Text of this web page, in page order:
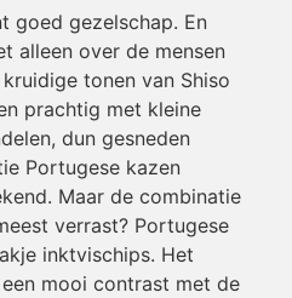
goed gezelschap. En
alleen over de mensen
tonen van Shiso
prachtig met kleine
dun gesneden
Portugese kazen
Maar de combinatie
verrast? Portugese
inktvischips. Het
mooi contrast met de